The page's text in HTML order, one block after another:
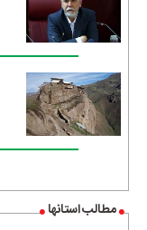
مطالب استانها